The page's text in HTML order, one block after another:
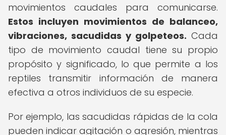
movimientos caudales para comunicarse.
Estos incluyen movimientos de balanceo,
vibraciones, sacudidas y golpeteos. Cada
tipo de movimiento caudal tiene su propio
propósito y significado, lo que permite a los
reptiles transmitir información de manera
efectiva a otros individuos de su especie.
Por ejemplo, las sacudidas rápidas de la cola
pueden indicar agitación o agresión, mientras